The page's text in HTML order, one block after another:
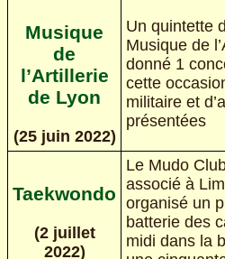
Musique
de
l’Artillerie
de Lyon
(25 juin 2022)
Un quintette
Musique de
donné 1
cette
militaire et
présentées
Taekwondo
(2 juillet
2022)
Le Mudo
associé à
organisé un
batterie des
midi dans la